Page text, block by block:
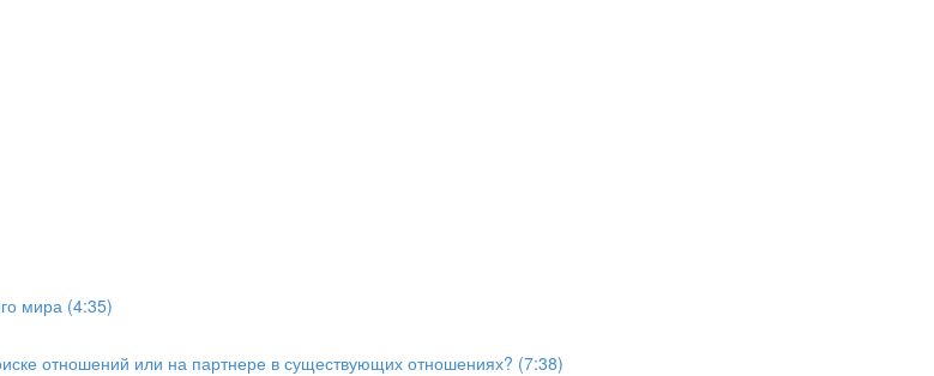
мира (4:35)
отношений или на партнере в существующих отношениях? (7:38)